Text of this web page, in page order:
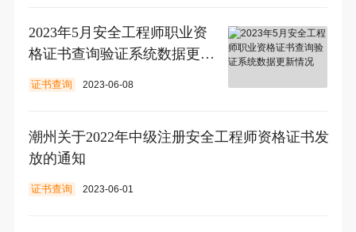
2023年5月安全工程师职业资
格证书查询验证系统数据更新
情况
证书查询 2023-06-08
潮州关于2022年中级注册安全工程师资格证书发
放的通知
证书查询 2023-06-01